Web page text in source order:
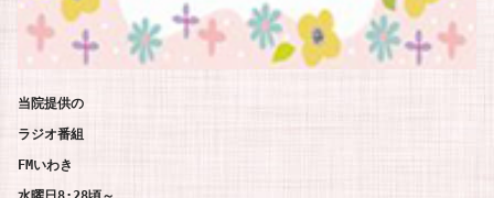
当院提供の
ラジオ番組
FMいわき